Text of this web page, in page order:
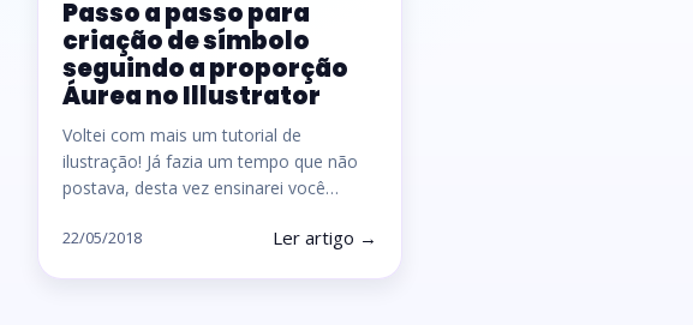
Passo a passo para
criação de símbolo
seguindo a proporção
Áurea no Illustrator
Voltei com mais um tutorial de
ilustração! Já fazia um tempo que não
postava, desta vez ensinarei você…
22/05/2018 Ler artigo →